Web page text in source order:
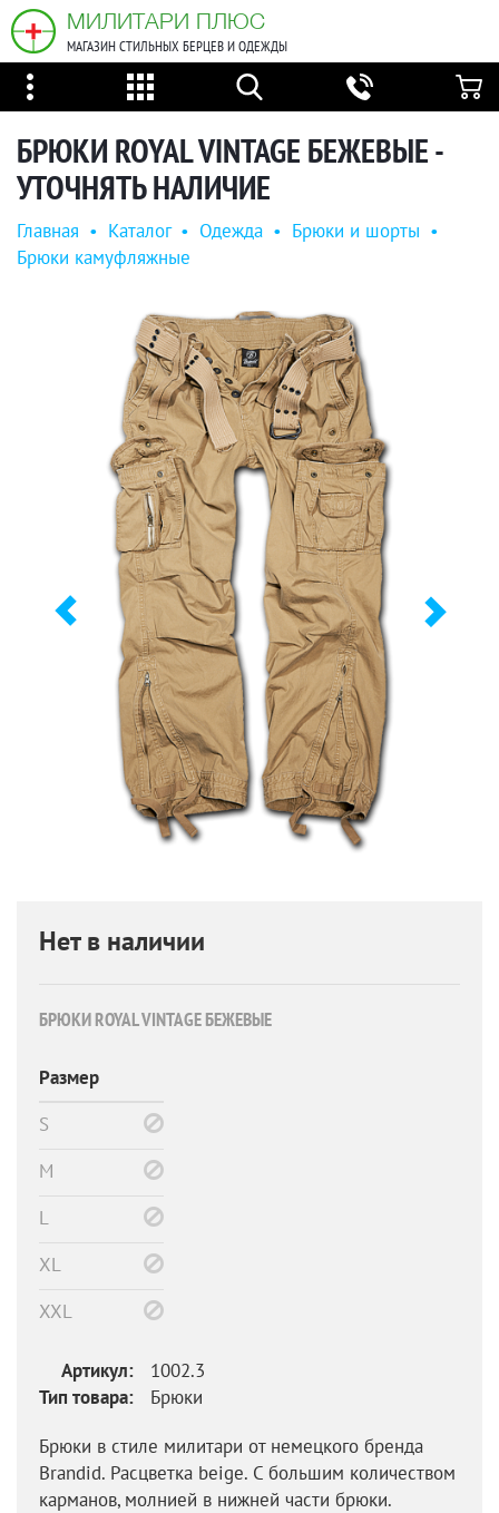
МИЛИТАРИ ПЛЮС
МАГАЗИН СТИЛЬНЫХ БЕРЦЕВ И ОДЕЖДЫ
БРЮКИ ROYAL VINTAGE БЕЖЕВЫЕ -
УТОЧНЯТЬ НАЛИЧИЕ
Главная • Каталог • Одежда • Брюки и шорты •
Брюки камуфляжные
Нет в наличии
БРЮКИ ROYAL VINTAGE БЕЖЕВЫЕ
Размер
S
M
L
XL
XXL
Артикул:
1002.3
Тип товара:
Брюки
Брюки в стиле милитари от немецкого бренда
Brandid. Расцветка beige. С большим количеством
карманов, молнией в нижней части брюки.